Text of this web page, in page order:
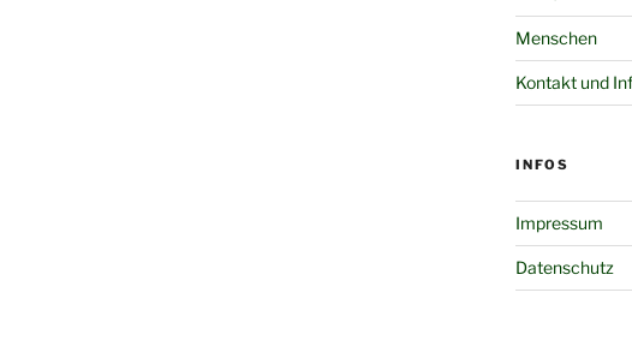
Menschen
Kontakt und
INFOS
Impressum
Datenschutz